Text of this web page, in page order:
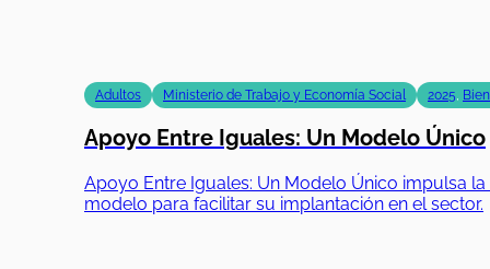
Adultos Ministerio de Trabajo y Economía Social 2025,
Apoyo Entre Iguales: Un Modelo Único
Apoyo Entre Iguales: Un Modelo Único impulsa
modelo para facilitar su implantación en el sector.